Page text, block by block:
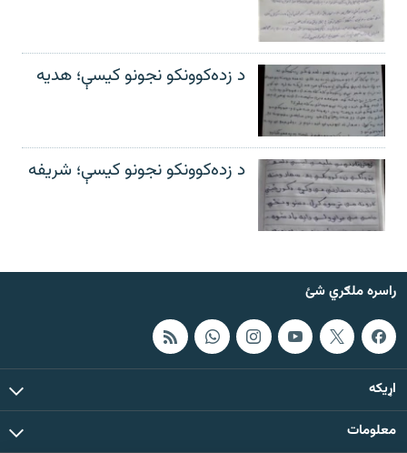
د زده‌کوونکو نجونو کیسې؛ هدیه
د زده‌کوونکو نجونو کیسې؛ شریفه
راسره ملګري شئ
اړيکه
معلومات